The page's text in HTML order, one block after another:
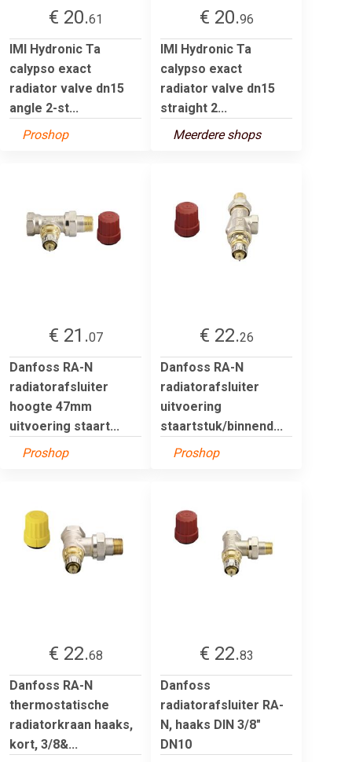
€ 20.61
IMI Hydronic Ta
calypso exact
radiator valve dn15
angle 2-st...
Proshop
€ 20.96
IMI Hydronic Ta
calypso exact
radiator valve dn15
straight 2...
Meerdere shops
€ 21.07
Danfoss RA-N
radiatorafsluiter
hoogte 47mm
uitvoering staart...
Proshop
€ 22.26
Danfoss RA-N
radiatorafsluiter
uitvoering
staartstuk/binnend...
Proshop
€ 22.68
Danfoss RA-N
thermostatische
radiatorkraan haaks,
kort, 3/8&...
€ 22.83
Danfoss
radiatorafsluiter RA-
N, haaks DIN 3/8"
DN10